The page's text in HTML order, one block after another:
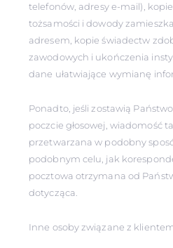
telefonów, adresy e-mail),
tożsamości i dowody
adresem, kopie świadectw
zawodowych i ukończenia
dane ułatwiające wymianę
Ponadto, jeśli zostawią
poczcie głosowej, wiadomość
przetwarzana w podobny
podobnym celu, jak
pocztowa otrzymana od
dotycząca.
Inne osoby związane z